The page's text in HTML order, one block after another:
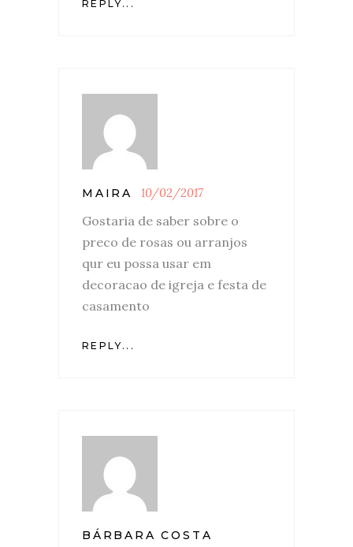
REPLY...
MAIRA 10/02/2017
Gostaria de saber sobre o
preco de rosas ou arranjos
qur eu possa usar em
decoracao de igreja e festa de
casamento
REPLY...
BÁRBARA COSTA